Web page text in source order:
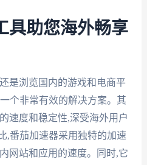
具助您海外畅享
是浏览国内的游戏和电商平
个非常有效的解决方案。其
速度和稳定性,深受海外用户
,番茄加速器采用独特的加速
网站和应用的速度。同时,它